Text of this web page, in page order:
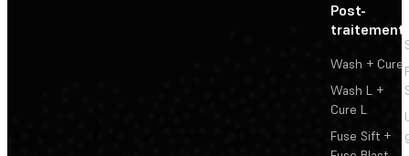
Post-
traitement
Wash + Cure
Wash L +
Cure L
Fuse Sift +